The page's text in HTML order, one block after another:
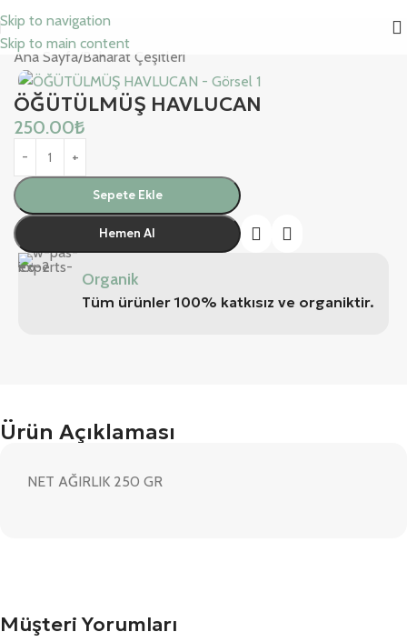
Skip to navigation
Skip to main content
Ana Sayfa/Baharat Çeşitleri
ÖĞÜTÜLMÜŞ HAVLUCAN
250.00₺
Sepete Ekle
Hemen Al
Organik
Tüm ürünler 100% katkısız ve organiktir.
Ürün Açıklaması
NET AĞIRLIK 250 GR
Müşteri Yorumları